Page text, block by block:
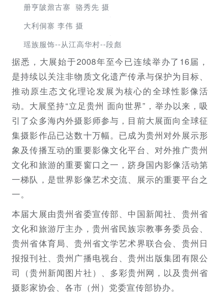
册亨陂鼐古寨 骆秀先 摄
大利侗寨 李伟 摄
瑶族服饰--从江高华村--段彪
据悉，大展始于2008年至今已连续举办了16届，
是持续以关注非物质文化遗产传承与保护为目标、
推动原生态文化理论发展为核心的全球性影像活
动。大展坚持“立足贵州 面向世界”，举办以来，吸
引了众多海内外摄影师参与，目前大展面向全球征
集摄影作品已达数十万幅。已成为贵州对外展示形
象及传播互动的重要影像文化平台、对外推广贵州
文化和旅游的重要窗口之一，跻身国内影像活动第
一梯队，是世界影像艺术交流、展示的重要平台之
一。
本届大展由贵州省委宣传部、中国新闻社、贵州省
文化和旅游厅主办，贵州省民族宗教事务委员会、
贵州省体育局、贵州省文学艺术界联合会、贵州日
报报刊社、贵州广播电视台、贵州出版集团有限公
司（贵州新闻图片社）、多彩贵州网，以及贵州省
摄影家协会、各市（州）党委宣传部协办。